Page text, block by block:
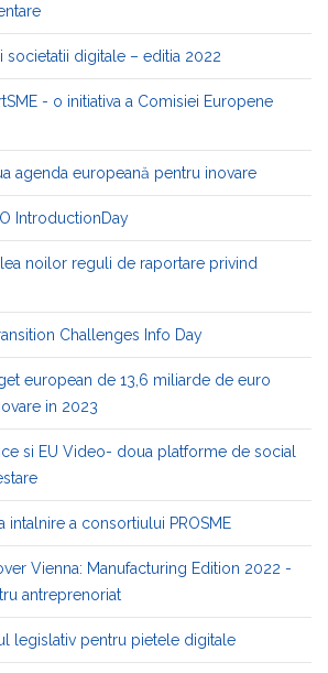
digitale – editia 2022
- o initiativa a Comisiei Europene
agenda europeană pentru inovare
IntroductionDay
noilor reguli de raportare privind
Challenges Info Day
european de 13,6 miliarde de euro
in 2023
si EU Video- doua platforme de social
intalnire a consortiului PROSME
Vienna: Manufacturing Edition 2022 -
antreprenoriat
legislativ pentru pietele digitale